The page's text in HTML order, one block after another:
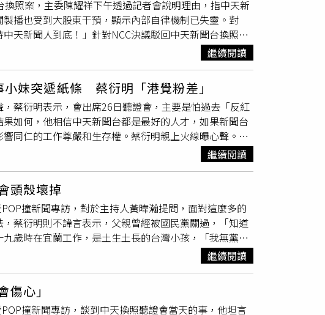
人民站出來」戶外開講，民眾擠滿現場。（圖／翻攝畫
，若他在大陸有什麼特權、收了什麼東西，「叫他們
道會為了這個搞這種東西？」蔡衍明說，他之前做一些
改用「蔡衍明慈善基金會」，就是因為那時候被人侮辱
台灣做一些事情，幹嘛要把我搞成這樣」。蔡衍明直
為了自己的利益去弄，或許有人會講NCC說我在宣傳
耶！我是用送的啦！」並就「水神」痛批民進黨和衛福
中天被關掉，也要被拿走了，以後就是政府做的每一件
好日子啦！」今天參加遊行很動，這兩天人生有增加了
都是為了讓日子過得更好，「我們要求蔡英文政府，要
大家都很愛台灣，但要想辦法把這個社會導正，最重要
明則含淚拱手回應，「我們一起加油。」《聯合報》發行
》表示，萊豬進口對人民健康影響非常大，至於中天被
一起來遊行，捍衛健康。徐先生的爸爸在一旁補充，川
照案，主委陳耀祥下午透過記者會說明理由，指中天新
播也受到大股東干預，顯示內部自律機制已失靈。對
天新聞人到底！」針對NCC決議駁回中天新聞台換照申
的專業，「中天新聞人做的新聞有差到該被撤照嗎？」
工作、尊嚴和專業，孰料原應秉持新聞專業的7名鑑定人
自由。蔡衍明強調，「NCC利用國安、中資卻找無證
問題！ 真道理性，真愛台灣，愛台灣就是要讓台灣人日
的尊嚴！」另一方面，中天新聞今日下午也發出聲明，
，「關掉中天，這是一場政治裁定，政治判決，也宣告
已走上獨裁政治」，而作為實際執行者的NCC「已經達
繼續閱讀
妹突遞紙條 蔡衍明「港覺粉差」
蔡衍明表示，會出席26日聽證會，主要是怕過去「反紅
如何，他相信中天新聞台都是最好的人才，如果新聞台
同仁的工作尊嚴和生存權。蔡衍明親上火線曝心聲。
翻攝自蔡衍明Youtube）蔡衍明表示，其實他很心疼員
天）的」，他強調，雖然律師跟很多朋友都勸他不要去
冤。蔡衍明認為，他個人受到屈辱沒關係，不能接受底
工成為失敗者」。（圖／翻攝自蔡衍明Youtube）蔡衍
）針對聽證會當天，蔡衍明其實感覺很差，他認為NCC
這樣是有失公平，蔡衍明更不認同，這場逾8個小時的
辯，中天代表提出希望釐清相關問題時，4名鑑定人竟
議事人員傳遞的紙條，態度立刻丕變。整場聽證會可說
謝律師團隊所做的努力，同時也感激台灣民眾，質疑
灣應該是多元的社會，蔡衍明強調，他的初心就是希望
繼續閱讀
頭殼壞掉
撞新聞專訪，對於主持人黃暐瀚提問，面對這麼多的
蔡衍明則不諱言表示，父親曾經被國民黨關過，「知道
歲時在宜蘭工作，是土生土長的台灣小孩，「我無黨
候的生長過程，蔡衍明指出，自己是民國四十六年在台
後，因此有賺錢，家中還算寬裕，但因為有人眼紅，就
跟我說被罰就被罰，沒關係。」蔡衍明表示，他從小就
「我高中讀板橋高中，當時的班導是體育老師，有一天
繼續閱讀
心」
撞新聞專訪，談到中天換照聽證會當天的事，他坦言